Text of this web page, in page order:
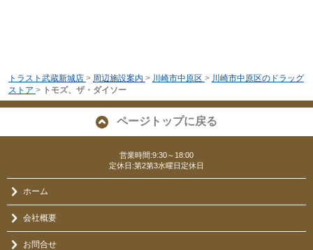
トラスト武蔵新城店 > 周辺施設案内 > 川崎市中原区 > 川崎市中原区のドラッグ
ストア > トモズ、ザ・ダイソー
ページトップに戻る
営業時間:9:30～18:00
定休日:第2第3水曜日定休日
ホーム
会社概要
お問合せ